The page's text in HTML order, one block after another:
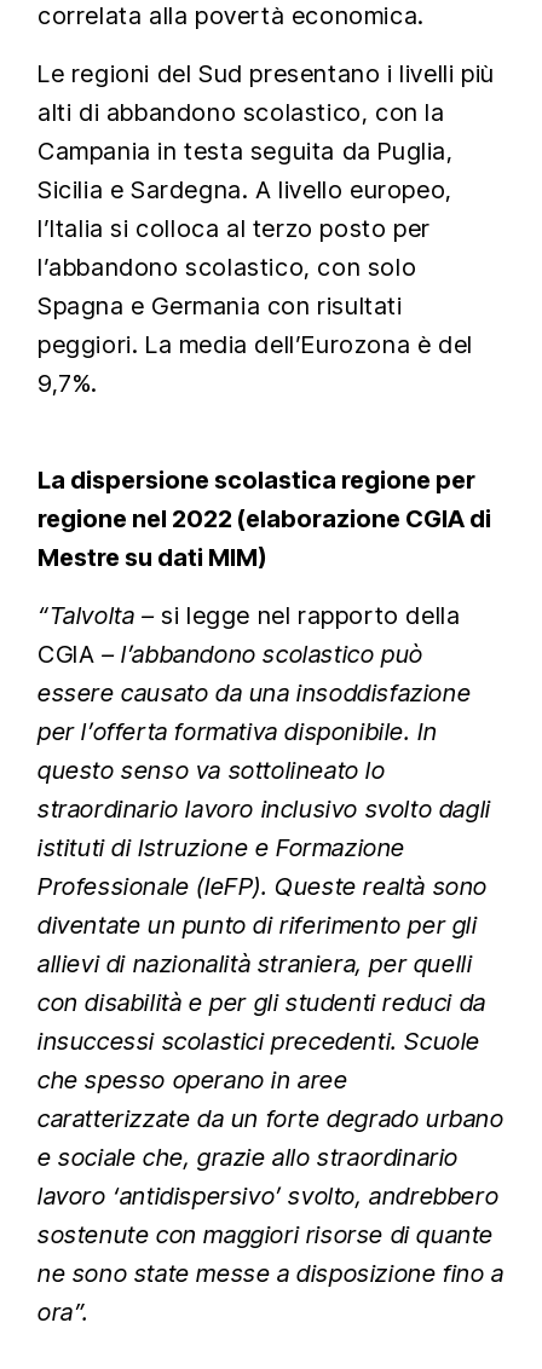
correlata alla povertà economica.
Le regioni del Sud presentano i livelli più
alti di abbandono scolastico, con la
Campania in testa seguita da Puglia,
Sicilia e Sardegna. A livello europeo,
l’Italia si colloca al terzo posto per
l’abbandono scolastico, con solo
Spagna e Germania con risultati
peggiori. La media dell’Eurozona è del
9,7%.
La dispersione scolastica regione per
regione nel 2022 (elaborazione CGIA di
Mestre su dati MIM)
“Talvolta –si legge nel rapporto della
CGIA – l’abbandono scolastico può
essere causato da una insoddisfazione
per l’offerta formativa disponibile. In
questo senso va sottolineato lo
straordinario lavoro inclusivo svolto dagli
istituti di Istruzione e Formazione
Professionale (IeFP). Queste realtà sono
diventate un punto di riferimento per gli
allievi di nazionalità straniera, per quelli
con disabilità e per gli studenti reduci da
insuccessi scolastici precedenti. Scuole
che spesso operano in aree
caratterizzate da un forte degrado urbano
e sociale che, grazie allo straordinario
lavoro ‘antidispersivo’ svolto, andrebbero
sostenute con maggiori risorse di quante
ne sono state messe a disposizione fino a
ora”.